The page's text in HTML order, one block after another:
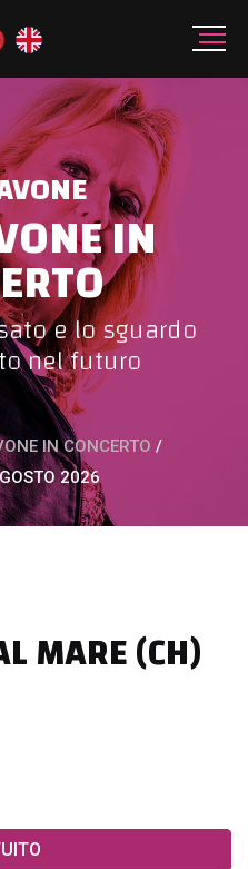
IN
e lo sguardo
nel futuro
IN CONCERTO /
2026
MARE (CH)